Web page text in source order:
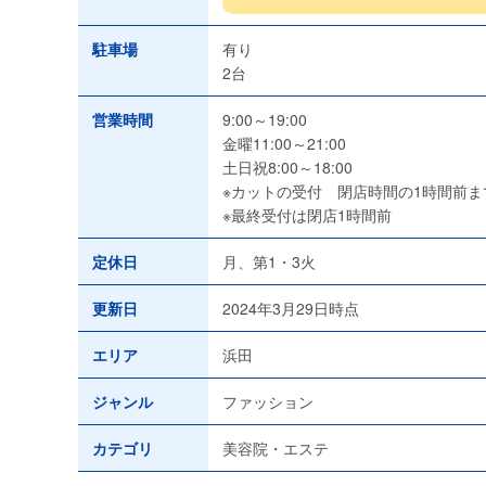
駐車場
有り
2台
営業時間
9:00～19:00
金曜11:00～21:00
土日祝8:00～18:00
※カットの受付 閉店時間の1時間前ま
※最終受付は閉店1時間前
定休日 月、第1・3火
更新日 2024年3月29日時点
エリア 浜田
ジャンル ファッション
カテゴリ 美容院・エステ